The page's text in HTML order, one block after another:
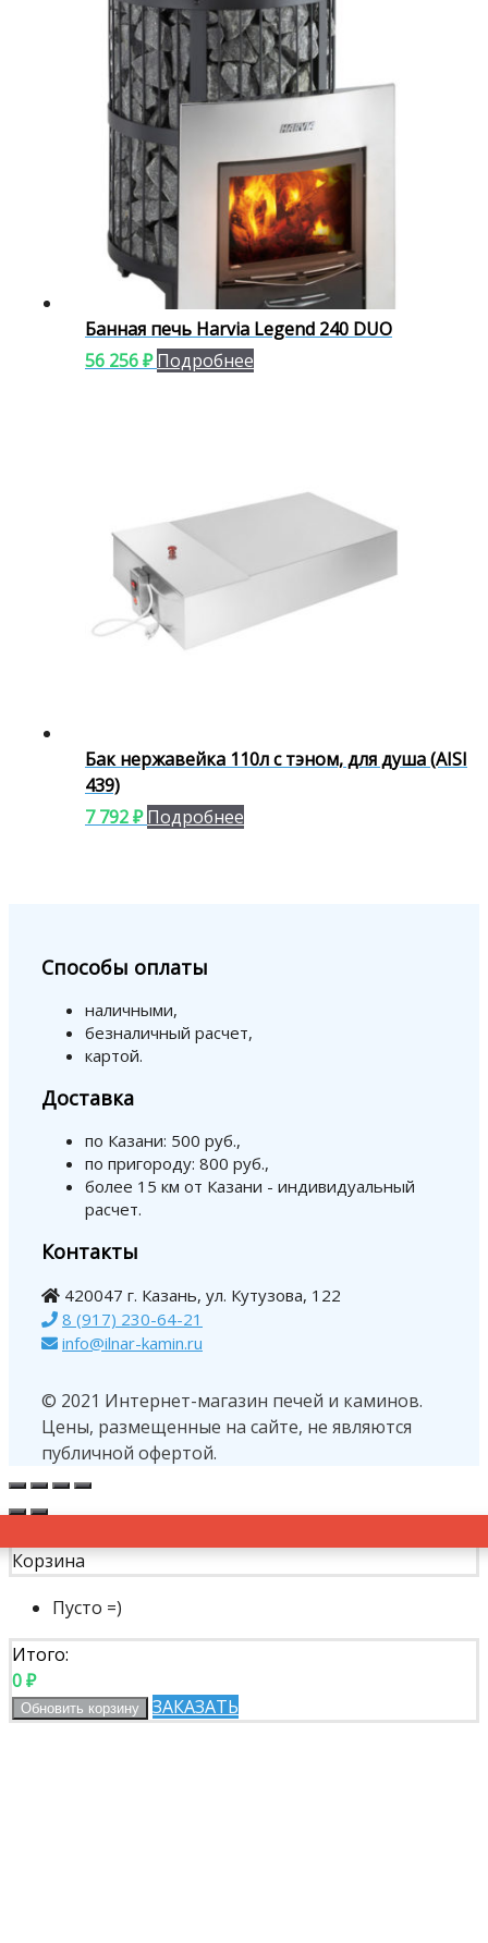
Банная печь Harvia Legend 240 DUO
56 256₽ Подробнее
Бак нержавейка 110л с тэном, для душа (AISI
439)
7 792₽ Подробнее
Способы оплаты
наличными,
безналичный расчет,
картой.
Доставка
по Казани: 500 руб.,
по пригороду: 800 руб.,
более 15 км от Казани - индивидуальный
расчет.
Контакты
420047 г. Казань, ул. Кутузова, 122
8 (917) 230-64-21
info@ilnar-kamin.ru
© 2021 Интернет-магазин печей и каминов.
Цены, размещенные на сайте, не являются
публичной офертой.
Корзина
Пусто =)
Итого:
0₽
Обновить корзину ЗАКАЗАТЬ